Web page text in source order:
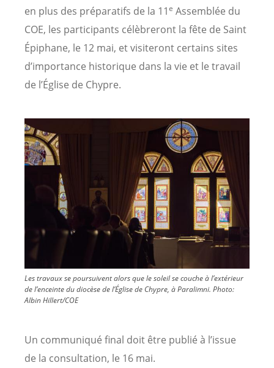
en plus des préparatifs de la 11e Assemblée du
COE, les participants célèbreront la fête de Saint
Épiphane, le 12 mai, et visiteront certains sites
d’importance historique dans la vie et le travail
de l’Église de Chypre.
Image
Les travaux se poursuivent alors que le soleil se couche à l’extérieur
de l’enceinte du diocèse de l’Église de Chypre, à Paralimni. Photo:
Albin Hillert/COE
Un communiqué final doit être publié à l’issue
de la consultation, le 16 mai.